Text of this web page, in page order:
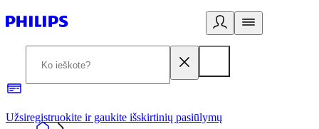
Užsiregistruokite ir gaukite išskirtinių pasiūlymų